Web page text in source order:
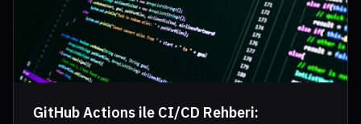
GitHub Actions ile CI/CD Rehberi: